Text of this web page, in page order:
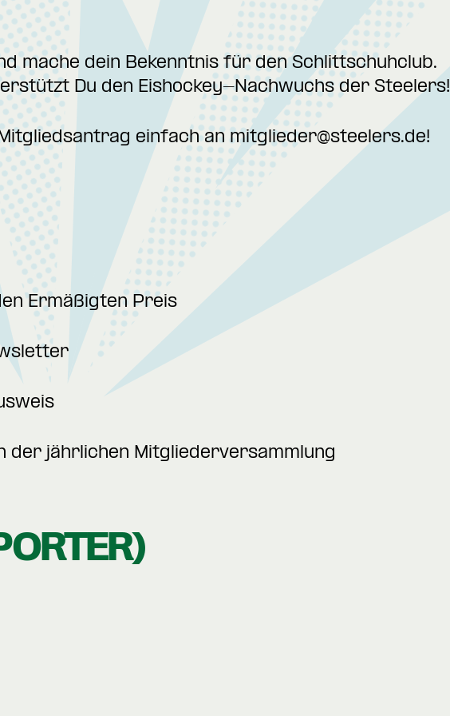
mache dein Bekenntnis für den Schlittschuhclub.
Du den Eishockey-Nachwuchs der Steelers!
einfach an mitglieder@steelers.de!
Ermäßigten Preis
der jährlichen Mitgliederversammlung